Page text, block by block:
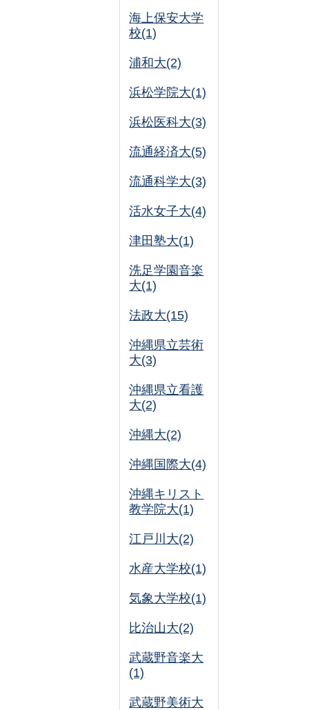
海上保安大学
校(1)
浦和大(2)
浜松学院大(1)
浜松医科大(3)
流通経済大(5)
流通科学大(3)
活水女子大(4)
津田塾大(1)
洗足学園音楽
大(1)
法政大(15)
沖縄県立芸術
大(3)
沖縄県立看護
大(2)
沖縄大(2)
沖縄国際大(4)
沖縄キリスト
教学院大(1)
江戸川大(2)
水産大学校(1)
気象大学校(1)
比治山大(2)
武蔵野音楽大
(1)
武蔵野美術大